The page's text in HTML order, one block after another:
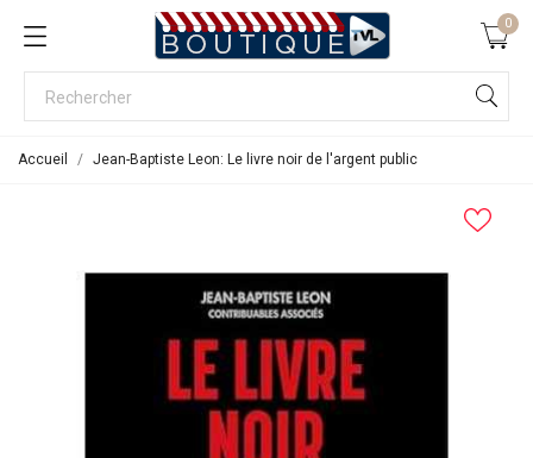
0
Accueil Jean-Baptiste Leon: Le livre noir de l'argent public